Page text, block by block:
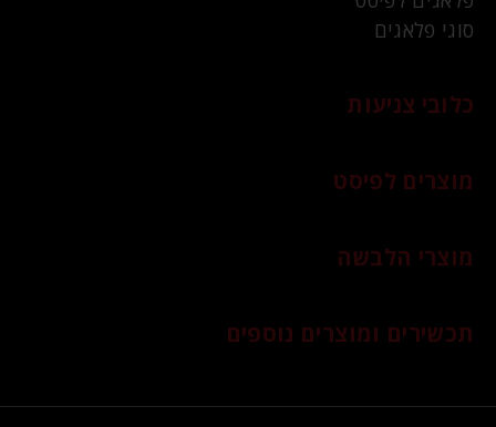
סוגי פלאגים
כלובי צניעות
מוצרים לפיסט
מוצרי הלבשה
תכשירים ומוצרים נוספים